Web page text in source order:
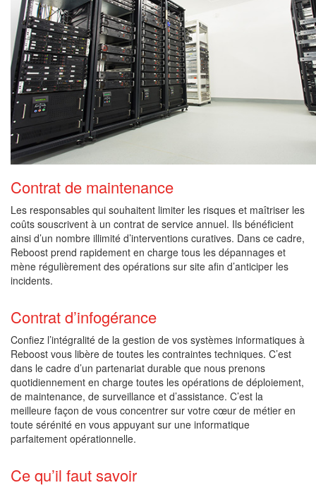
Contrat de maintenance
Les responsables qui souhaitent limiter les risques et maîtriser les
coûts souscrivent à un contrat de service annuel. Ils bénéficient
ainsi d’un nombre illimité d’interventions curatives. Dans ce cadre,
Reboost prend rapidement en charge tous les dépannages et
mène régulièrement des opérations sur site afin d’anticiper les
incidents.
Contrat d’infogérance
Confiez l’intégralité de la gestion de vos systèmes informatiques à
Reboost vous libère de toutes les contraintes techniques. C’est
dans le cadre d’un partenariat durable que nous prenons
quotidiennement en charge toutes les opérations de déploiement,
de maintenance, de surveillance et d’assistance. C’est la
meilleure façon de vous concentrer sur votre cœur de métier en
toute sérénité en vous appuyant sur une informatique
parfaitement opérationnelle.
Ce qu’il faut savoir